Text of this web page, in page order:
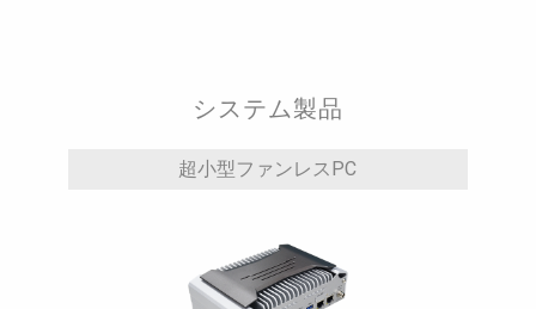
システム製品
超小型ファンレスPC